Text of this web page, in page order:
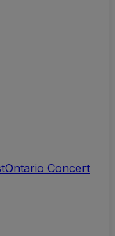
Concert